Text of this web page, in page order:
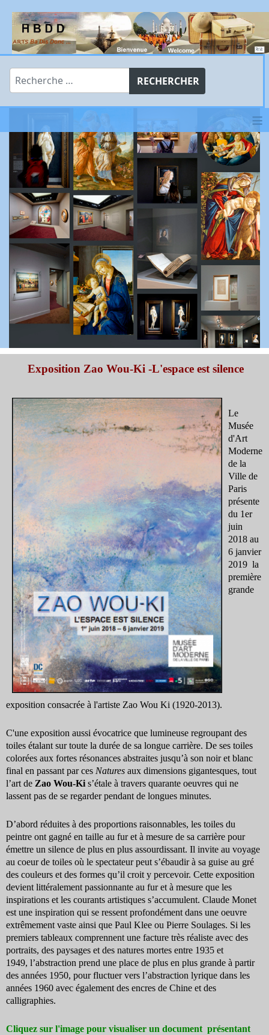
Rechercher
RECHERCHER
≡
Exposition Zao Wou-Ki -L'espace est silence
Le
Musée
d'Art
Moderne
de la
Ville de
Paris
présente
du 1er
juin
2018 au
6 janvier
2019 la
première
grande
exposition consacrée à l'artiste Zao Wou Ki (1920-2013).
C'une exposition aussi évocatrice que lumineuse regroupant des
toiles étalant sur toute la durée de sa longue carrière. De ses toiles
colorées aux fortes résonances abstraites jusqu’à son noir et blanc
final en passant par ces Natures aux dimensions gigantesques, tout
l’art de Zao Wou-Ki s’étale à travers quarante oeuvres qui ne
lassent pas de se regarder pendant de longues minutes.
D’abord réduites à des proportions raisonnables, les toiles du
peintre ont gagné en taille au fur et à mesure de sa carrière pour
émettre un silence de plus en plus assourdissant. Il invite au voyage
au coeur de toiles où le spectateur peut s’ébaudir à sa guise au gré
des couleurs et des formes qu’il croit y percevoir. Cette exposition
devient littéralement passionnante au fur et à mesure que les
inspirations et les courants artistiques s’accumulent. Claude Monet
est une inspiration qui se ressent profondément dans une oeuvre
extrêmement vaste ainsi que Paul Klee ou Pierre Soulages. Si les
premiers tableaux comprennent une facture très réaliste avec des
portraits, des paysages et des natures mortes entre 1935 et
1949, l’abstraction prend une place de plus en plus grande à partir
des années 1950, pour fluctuer vers l’abstraction lyrique dans les
années 1960 avec également des encres de Chine et des
calligraphies.
Cliquez sur l'image pour visualiser un document présentant